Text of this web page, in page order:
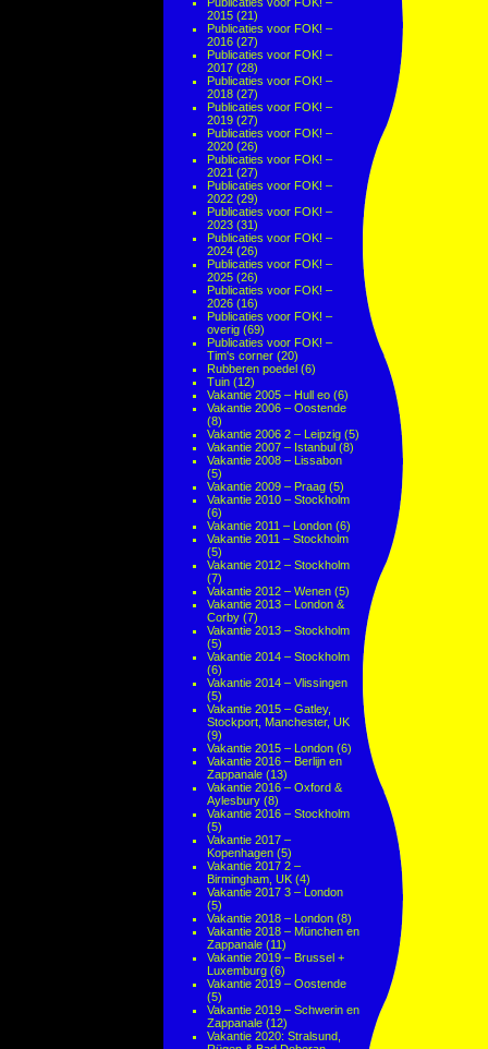
2015 (21)
Publicaties voor FOK! –
2016 (27)
Publicaties voor FOK! –
2017 (28)
Publicaties voor FOK! –
2018 (27)
Publicaties voor FOK! –
2019 (27)
Publicaties voor FOK! –
2020 (26)
Publicaties voor FOK! –
2021 (27)
Publicaties voor FOK! –
2022 (29)
Publicaties voor FOK! –
2023 (31)
Publicaties voor FOK! –
2024 (26)
Publicaties voor FOK! –
2025 (26)
Publicaties voor FOK! –
2026 (16)
Publicaties voor FOK! –
overig (69)
Publicaties voor FOK! –
Tim's corner (20)
Rubberen poedel (6)
Tuin (12)
Vakantie 2005 – Hull eo (6)
Vakantie 2006 – Oostende
(8)
Vakantie 2006 2 – Leipzig (5)
Vakantie 2007 – Istanbul (8)
Vakantie 2008 – Lissabon
(5)
Vakantie 2009 – Praag (5)
Vakantie 2010 – Stockholm
(6)
Vakantie 2011 – London (6)
Vakantie 2011 – Stockholm
(5)
Vakantie 2012 – Stockholm
(7)
Vakantie 2012 – Wenen (5)
Vakantie 2013 – London &
Corby (7)
Vakantie 2013 – Stockholm
(5)
Vakantie 2014 – Stockholm
(6)
Vakantie 2014 – Vlissingen
(5)
Vakantie 2015 – Gatley,
Stockport, Manchester, UK
(9)
Vakantie 2015 – London (6)
Vakantie 2016 – Berlijn en
Zappanale (13)
Vakantie 2016 – Oxford &
Aylesbury (8)
Vakantie 2016 – Stockholm
(5)
Vakantie 2017 –
Kopenhagen (5)
Vakantie 2017 2 –
Birmingham, UK (4)
Vakantie 2017 3 – London
(5)
Vakantie 2018 – London (8)
Vakantie 2018 – München en
Zappanale (11)
Vakantie 2019 – Brussel +
Luxemburg (6)
Vakantie 2019 – Oostende
(5)
Vakantie 2019 – Schwerin en
Zappanale (12)
Vakantie 2020: Stralsund,